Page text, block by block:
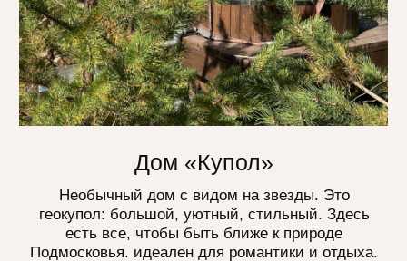
Посмотреть видео обзор
Дом «A-Frame»
Атмосферный треугольный дом с чаном среди
деревьев. Уют, тишина и природа — всё для
отдыха вдали от города. Идеально для
семейных пар или дружеских компаний.
Узнать подробнее
На краю света
Глэмпинг в Москве и Московской области